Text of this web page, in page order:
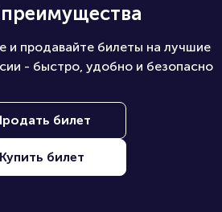
и продавайте билеты на лучшие
- быстро, удобно и безопасно
билет
Купить билет